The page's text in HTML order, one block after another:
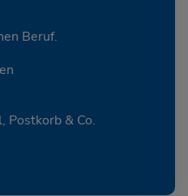
Beruf.
Postkorb & Co.